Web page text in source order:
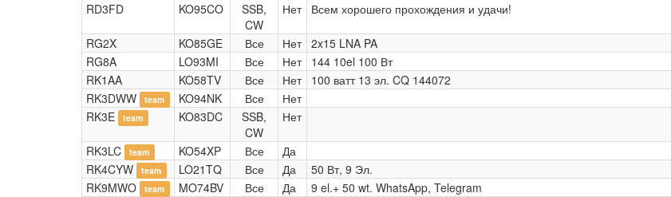
RD3FD
KO95CO
SSB,
CW
Нет Всем хорошего прохождения и удачи!
RG2X KO85GE Все Нет 2x15 LNA PA
RG8A
LO93MI Все Нет 144 10el 100 Вт
RK1AA
KO58TV Все Нет 100 ватт 13 эл. CQ 144072
RK3DWW
team KO94NK Все Нет
RK3E
team KO83DC
SSB,
CW
Нет
RK3LC team KO54XP Все Да
RK4CYW
team LO21TQ Все Да 50 Вт, 9 Эл.
RK9MWO
team MO74BV Все Да 9 el.+ 50 wt. WhatsApp, Telegram